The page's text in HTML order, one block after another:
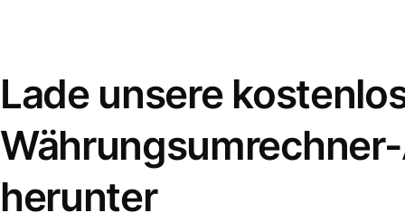
Lade unsere
herunter